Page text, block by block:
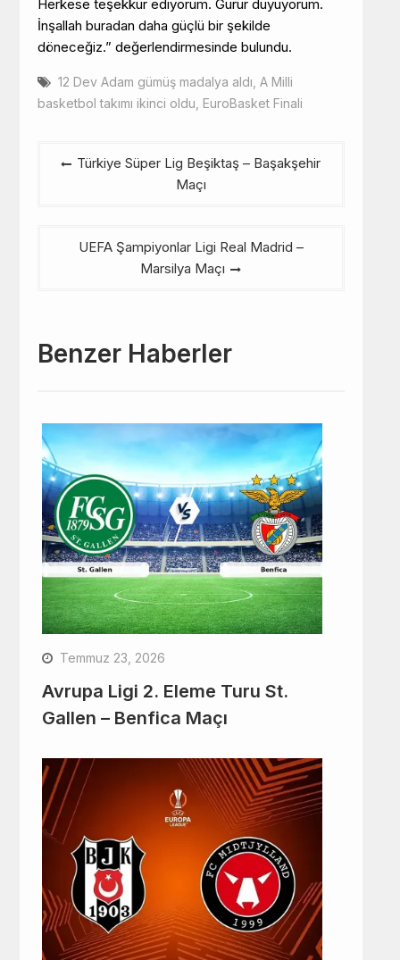
Herkese teşekkür ediyorum. Gurur duyuyorum.
İnşallah buradan daha güçlü bir şekilde
döneceğiz.” değerlendirmesinde bulundu.
12 Dev Adam gümüş madalya aldı A Milli
basketbol takımı ikinci oldu EuroBasket Finali
Türkiye Süper Lig Beşiktaş – Başakşehir
Maçı
UEFA Şampiyonlar Ligi Real Madrid –
Marsilya Maçı
Benzer Haberler
Temmuz 23, 2026
Avrupa Ligi 2. Eleme Turu St.
Gallen – Benfica Maçı